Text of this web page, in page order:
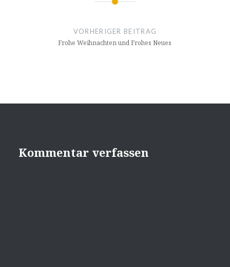
Beitragsnavigation
VORHERIGER BEITRAG
Frohe Weihnachten und Frohes Neues
Kommentar verfassen